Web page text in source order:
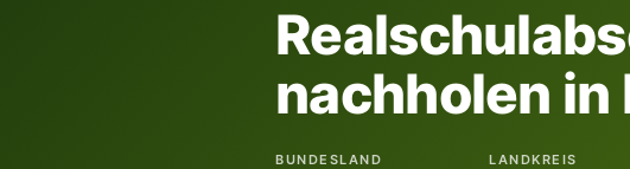
nachholen in
BUNDESLAND LANDKREIS